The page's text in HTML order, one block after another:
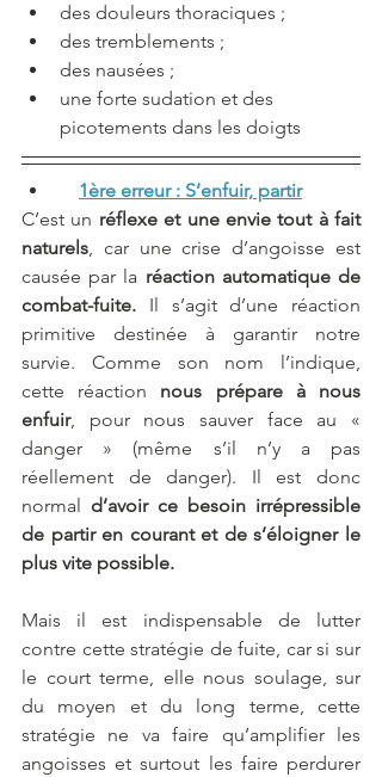
des douleurs thoraciques ;
des tremblements ;
des nausées ;
une forte sudation et des
picotements dans les doigts
1ère erreur : S’enfuir, partir
C’est un réflexe et une envie tout à fait
naturels, car une crise d’angoisse est
causée par la réaction automatique de
combat-fuite. Il s’agit d’une réaction
primitive destinée à garantir notre
survie. Comme son nom l’indique,
cette réaction nous prépare à nous
enfuir, pour nous sauver face au «
danger » (même s’il n’y a pas
réellement de danger). Il est donc
normal d’avoir ce besoin irrépressible
de partir en courant et de s’éloigner le
plus vite possible.
Mais il est indispensable de lutter
contre cette stratégie de fuite, car si sur
le court terme, elle nous soulage, sur
du moyen et du long terme, cette
stratégie ne va faire qu’amplifier les
angoisses et surtout les faire perdurer